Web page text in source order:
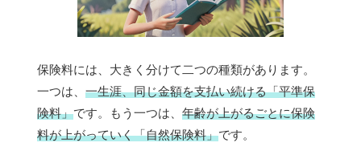
保険料には、大きく分けて二つの種類があります。
一つは、 一生涯、同じ金額を支払い続ける「平準保
険料」です。もう一つは、 年齢が上がるごとに保険
料が上がっていく「自然保険料」です。